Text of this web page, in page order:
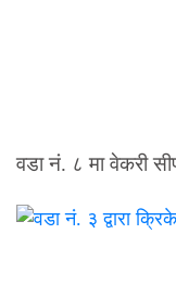
वडा नं. ८ मा वेकरी